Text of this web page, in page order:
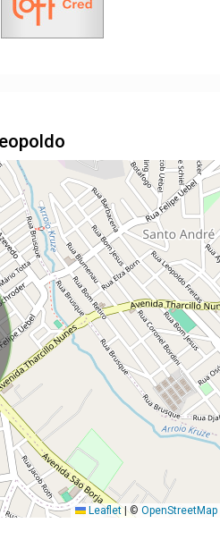
Leaflet |© OpenStreetMap